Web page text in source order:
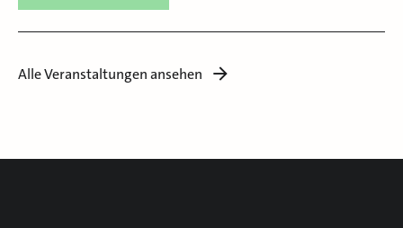
Alle Veranstaltungen ansehen